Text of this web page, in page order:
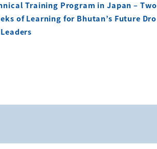
Training Program in Japan – Two
of Learning for Bhutan’s Future Dro